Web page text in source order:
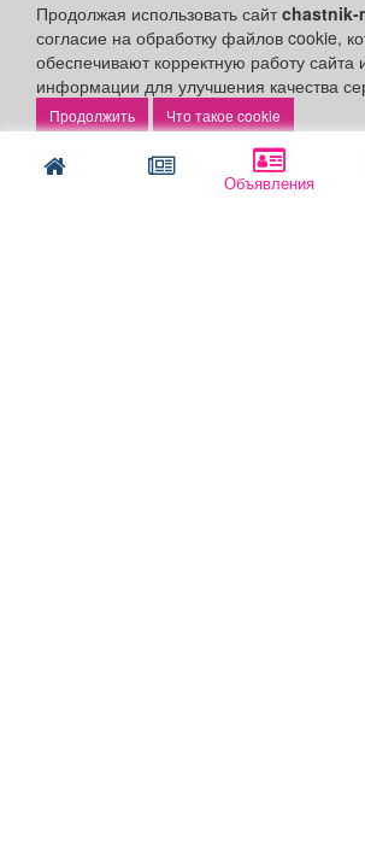
Объявления
Продолжая использовать сайтchastnik-
согласие на обработку файлов cookie,
обеспечивают корректную работу сайта
информации для улучшения качества
Что такое cookie
Быстрые ссылки:
Установить приложение
Личный кабинет
Подать объявление
Подать объявление в газету